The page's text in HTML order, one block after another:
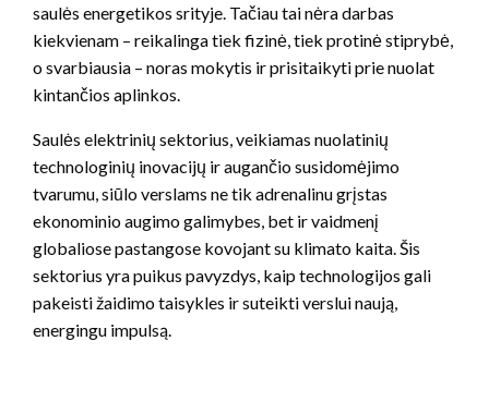
saulės energetikos srityje. Tačiau tai nėra darbas
kiekvienam – reikalinga tiek fizinė, tiek protinė stiprybė,
o svarbiausia – noras mokytis ir prisitaikyti prie nuolat
kintančios aplinkos.
Saulės elektrinių sektorius, veikiamas nuolatinių
technologinių inovacijų ir augančio susidomėjimo
tvarumu, siūlo verslams ne tik adrenalinu grįstas
ekonominio augimo galimybes, bet ir vaidmenį
globaliose pastangose kovojant su klimato kaita. Šis
sektorius yra puikus pavyzdys, kaip technologijos gali
pakeisti žaidimo taisykles ir suteikti verslui naują,
energingu impulsą.